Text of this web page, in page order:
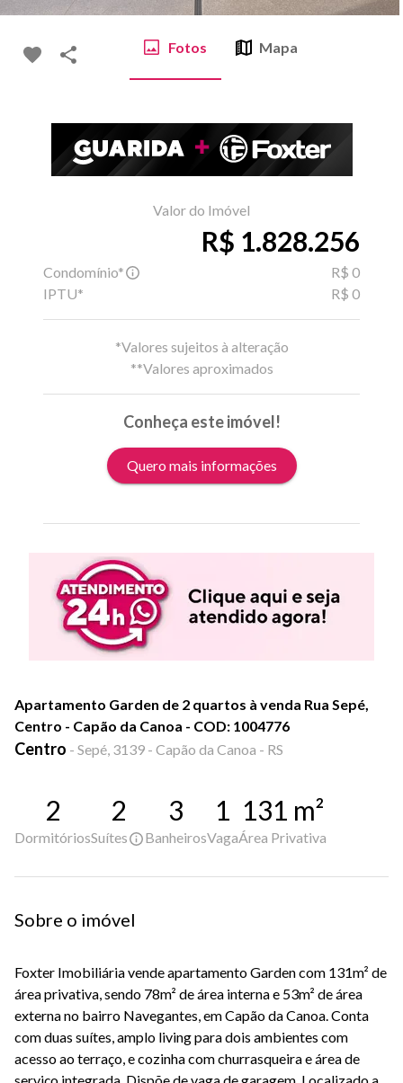
Fotos Mapa
Valor do Imóvel
R$ 1.828.256
Condomínio*
R$ 0
IPTU*
R$ 0
*Valores sujeitos à alteração
**Valores aproximados
Conheça este imóvel!
Quero mais informações
Apartamento Garden de 2 quartos à venda Rua Sepé,
Centro - Capão da Canoa - COD: 1004776
Centro - Sepé, 3139 - Capão da Canoa - RS
2
Dormitórios
2
Suítes
3
Banheiros
1
Vaga
131 m²
Área Privativa
Sobre o imóvel
Foxter Imobiliária vende apartamento Garden com 131m² de
área privativa, sendo 78m² de área interna e 53m² de área
externa no bairro Navegantes, em Capão da Canoa. Conta
com duas suítes, amplo living para dois ambientes com
acesso ao terraço, e cozinha com churrasqueira e área de